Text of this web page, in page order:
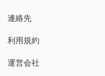
連絡先
利用規約
運営会社